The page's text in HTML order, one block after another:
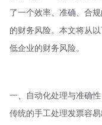
了一个效率、准确、合
的财务风险。本文将从
低企业的财务风险。
一、自动化处理与准确性
传统的手工处理发票容